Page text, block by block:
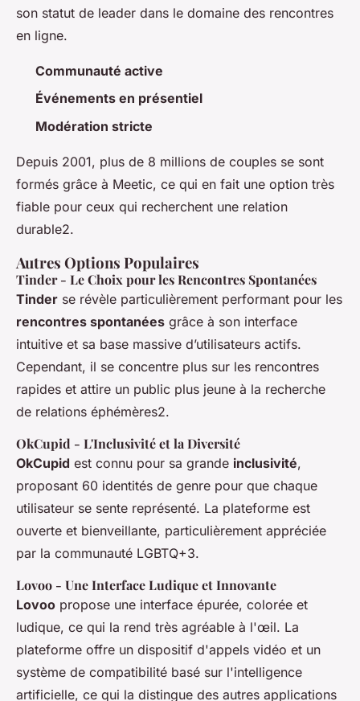
son statut de leader dans le domaine des rencontres
en ligne.
Communauté active
Événements en présentiel
Modération stricte
Depuis 2001, plus de 8 millions de couples se sont
formés grâce à Meetic, ce qui en fait une option très
fiable pour ceux qui recherchent une relation
durable2.
Autres Options Populaires
Tinder- Le Choix pour les Rencontres Spontanées
Tinder se révèle particulièrement performant pour les
rencontres spontanées grâce à son interface
intuitive et sa base massive d’utilisateurs actifs.
Cependant, il se concentre plus sur les rencontres
rapides et attire un public plus jeune à la recherche
de relations éphémères2.
OkCupid - L'Inclusivité et la Diversité
OkCupid est connu pour sa grande inclusivité,
proposant 60 identités de genre pour que chaque
utilisateur se sente représenté. La plateforme est
ouverte et bienveillante, particulièrement appréciée
par la communauté LGBTQ+3.
Lovoo - Une Interface Ludique et Innovante
Lovoo propose une interface épurée, colorée et
ludique, ce qui la rend très agréable à l'œil. La
plateforme offre un dispositif d'appels vidéo et un
système de compatibilité basé sur l'intelligence
artificielle, ce qui la distingue des autres applications